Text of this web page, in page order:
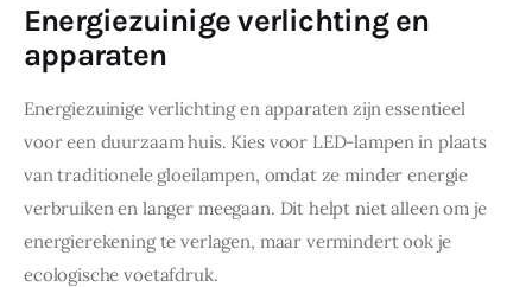
Energiezuinige verlichting en
apparaten
Energiezuinige verlichting en apparaten zijn essentieel
voor een duurzaam huis. Kies voor LED-lampen in plaats
van traditionele gloeilampen, omdat ze minder energie
verbruiken en langer meegaan. Dit helpt niet alleen om je
energierekening te verlagen, maar vermindert ook je
ecologische voetafdruk.